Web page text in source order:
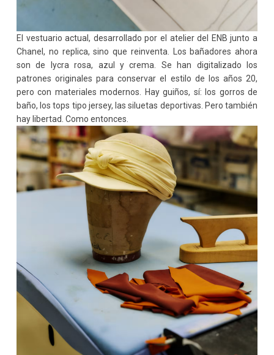
El vestuario actual, desarrollado por el atelier del ENB junto a
Chanel, no replica, sino que reinventa. Los bañadores ahora
son de lycra rosa, azul y crema. Se han digitalizado los
patrones originales para conservar el estilo de los años 20,
pero con materiales modernos. Hay guiños, sí: los gorros de
baño, los tops tipo jersey, las siluetas deportivas. Pero también
hay libertad. Como entonces.